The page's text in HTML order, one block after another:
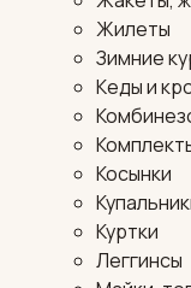
Жилеты
Зимние
Кеды и
Косынки
Куртки
Леггинсы